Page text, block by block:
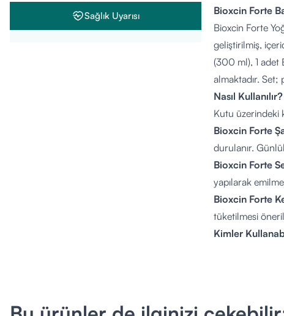
Sağlık Uyarısı
Bioxcin Forte
Bioxcin Forte
geliştirilmiş,
(300 ml), 1 adet
almaktadır. Set;
Nasıl Kullanılır?
Kutu üzerindeki
Bioxcin Forte
durulanır.
Bioxcin Forte
yapılarak
Bioxcin Forte
tüketilmesi
Kimler